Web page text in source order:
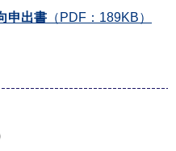
申出書 （PDF：189KB）